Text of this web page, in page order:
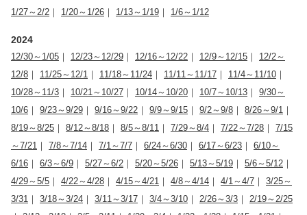
1/27～2/2 ｜ 1/20～1/26 ｜ 1/13～1/19 ｜ 1/6～1/12
2024
12/30～1/05 ｜ 12/23～12/29 ｜ 12/16～12/22 ｜ 12/9～12/15 ｜ 12/2～
12/8 ｜ 11/25～12/1 ｜ 11/18～11/24 ｜ 11/11～11/17 ｜ 11/4～11/10 ｜
10/28～11/3 ｜ 10/21～10/27 ｜ 10/14～10/20 ｜ 10/7～10/13 ｜ 9/30～
10/6 ｜ 9/23～9/29 ｜ 9/16～9/22 ｜ 9/9～9/15 ｜ 9/2～9/8 ｜ 8/26～9/1 ｜
8/19～8/25 ｜ 8/12～8/18 ｜ 8/5～8/11 ｜ 7/29～8/4 ｜ 7/22～7/28 ｜ 7/15
～7/21 ｜ 7/8～7/14 ｜ 7/1～7/7 ｜ 6/24～6/30 ｜ 6/17～6/23 ｜ 6/10～
6/16 ｜ 6/3～6/9 ｜ 5/27～6/2 ｜ 5/20～5/26 ｜ 5/13～5/19 ｜ 5/6～5/12 ｜
4/29～5/5 ｜ 4/22～4/28 ｜ 4/15～4/21 ｜ 4/8～4/14 ｜ 4/1～4/7 ｜ 3/25～
3/31 ｜ 3/18～3/24 ｜ 3/11～3/17 ｜ 3/4～3/10 ｜ 2/26～3/3 ｜ 2/19～2/25